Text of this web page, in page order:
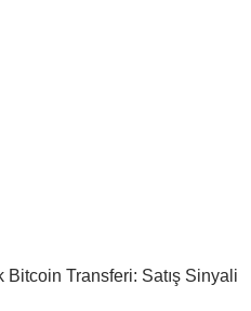
Bitcoin Transferi: Satış Sinyali